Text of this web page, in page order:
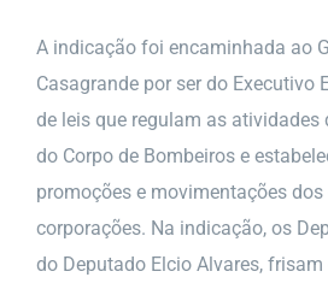
A indicação foi encaminhada ao
Casagrande por ser do Executivo
de leis que regulam as
do Corpo de Bombeiros e
promoções e movimentações
corporações. Na indicação, os
do Deputado Elcio Alvares, frisam